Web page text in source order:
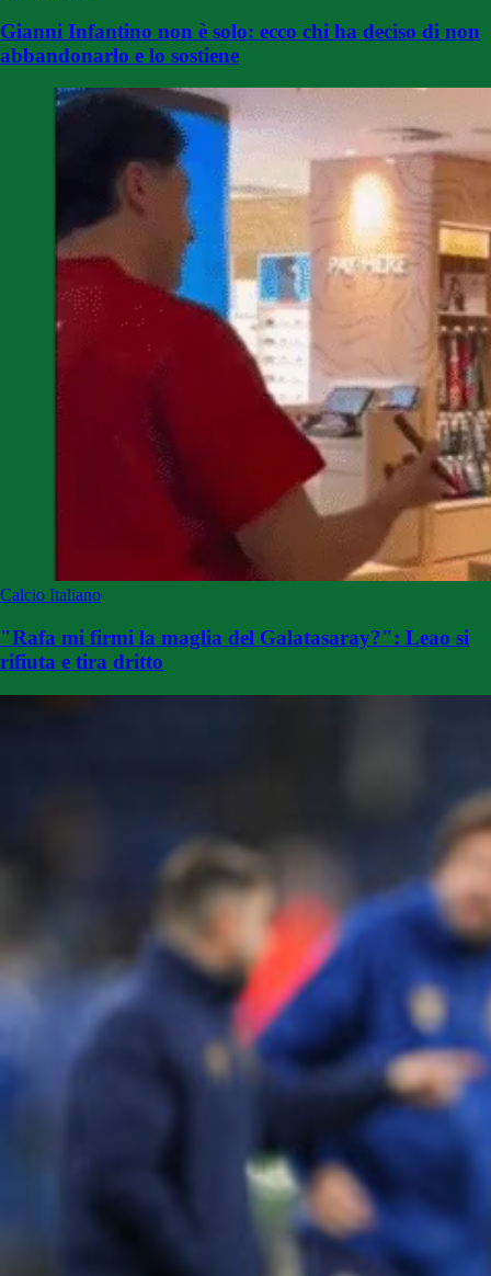
Gianni Infantino non è solo: ecco chi ha deciso di non
abbandonarlo e lo sostiene
Calcio Italiano
"Rafa mi firmi la maglia del Galatasaray?": Leao si
rifiuta e tira dritto